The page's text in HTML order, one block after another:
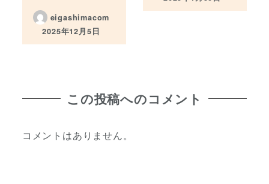
eigashimacom
投稿日
2025年12月5日
投稿日
この投稿へのコメント
コメントはありません。